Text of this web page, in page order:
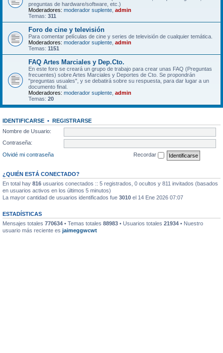
preguntas de hardware/software, etc.)
Moderadores: moderador suplente admin
Temas: 311
Foro de cine y televisión
Para comentar películas de cine y series de televisión de cualquier temática.
Moderadores: moderador suplente admin
Temas: 1151
FAQ Artes Marciales y Dep.Cto.
En este foro se creará un grupo de trabajo para crear unas FAQ (Preguntas
frecuentes) sobre Artes Marciales y Deportes de Cto. Se propondrán
"preguntas usuales", y se debatirá sobre su respuesta, para dar lugar a un
documento final.
Moderadores: moderador suplente admin
Temas: 20
IDENTIFICARSE • REGISTRARSE
Nombre de Usuario:
Contraseña:
Olvidé mi contraseña
Recordar
¿QUIÉN ESTÁ CONECTADO?
En total hay 816 usuarios conectados :: 5 registrados, 0 ocultos y 811 invitados (basados
en usuarios activos en los últimos 5 minutos)
La mayor cantidad de usuarios identificados fue 3010 el 14 Ene 2026 07:07
ESTADÍSTICAS
Mensajes totales 770634 • Temas totales 88983 • Usuarios totales 21934 • Nuestro
usuario más reciente es jaimeggwcwt